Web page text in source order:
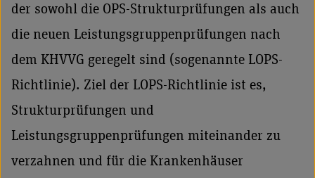
der sowohl die OPS-Strukturprüfungen als auch
die neuen Leistungsgruppenprüfungen nach
dem KHVVG geregelt sind (sogenannte LOPS-
Richtlinie). Ziel der LOPS-Richtlinie ist es,
Strukturprüfungen und
Leistungsgruppenprüfungen miteinander zu
verzahnen und für die Krankenhäuser